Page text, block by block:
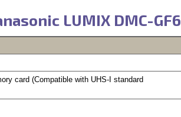
LUMIX DMC-GF6
card (Compatible with UHS-I standard